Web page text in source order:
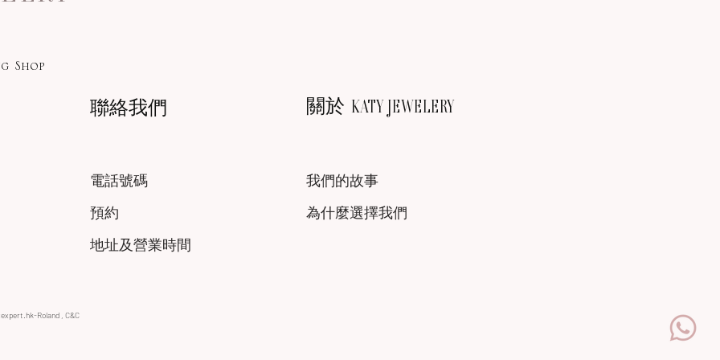
Shop
聯絡我們 關於 KATY JEWELERY
電話號碼
預約
我們的故事
為什麼選擇我們
地址及營業時間
Roland , C&C